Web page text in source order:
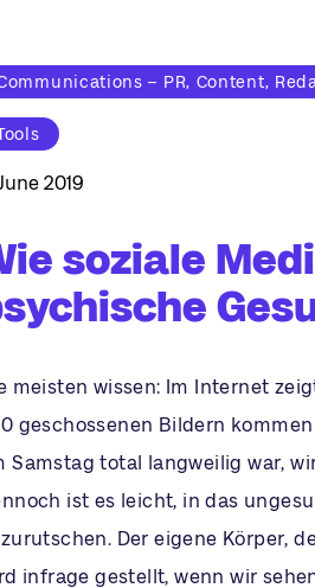
– PR, Content,
2019
soziale
meisten wissen: Im Internet
geschossenen Bildern
Samstag total langweilig war,
ist es leicht, in das
Der eigene Körper,
infrage gestellt, wenn wir